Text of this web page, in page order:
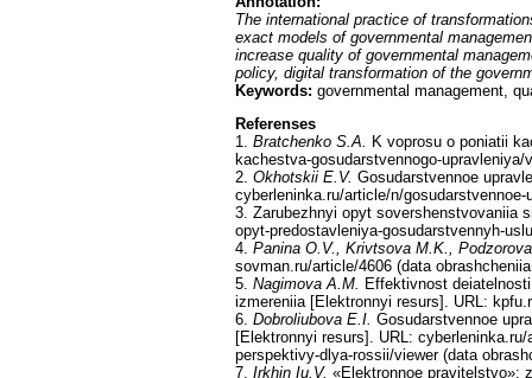
The international practice of
exact models of governmental
increase quality of governmental
policy, digital transformation of the
Keywords: governmental management,
Referenses
1. Bratchenko S.A. K voprosu o poniatii
kachestva-gosudarstvennogo-
2. Okhotskii E.V. Gosudarstvennoe
cyberleninka.ru/article/n/
3. Zarubezhnyi opyt sovershenstvovaniia
opyt-predostavleniya-gosudarstvennyh-
4. Panina O.V., Krivtsova M.K.,
sovman.ru/article/4606 (data
5. Nagimova A.M. Effektivnost
izmereniia [Elektronnyi resurs]. URL:
6. Dobroliubova E.I. Gosudarstvennoe
[Elektronnyi resurs]. URL:
perspektivy-dlya-rossii/viewer (data
7. Irkhin Iu.V. «Elektronnoe pravitelstvo»: